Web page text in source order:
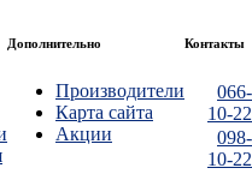
Дополнительно
Производители
Карта сайта
Акции
Контакты
10-22
10-22